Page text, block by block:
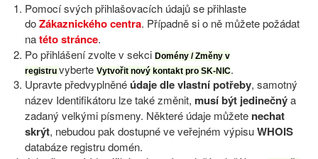
Pomocí svých přihlašovacích údajů se přihlaste
doZákaznického centra. Případně si o ně můžete požádat
natéto stránce.
Po přihlášení zvolte v sekci Domény / Změny v
registru vyberte Vytvořit nový kontakt pro SK-NIC.
Upravte předvyplněnéúdaje dle vlastní potřeby, samotný
název Identifikátoru lze také změnit, musí být jedinečnýa
zadaný velkými písmeny. Některé údaje můžete nechat
skrýt, nebudou pak dostupné ve veřejném výpisuWHOIS
databáze registru domén.